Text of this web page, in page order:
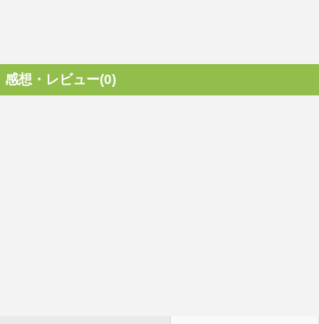
感想・レビュー(0)